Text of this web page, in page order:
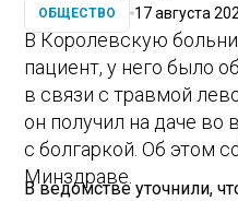
ОБЩЕСТВО 17 августа
В Королевскую
пациент, у него было
в связи с травмой
он получил на даче во
с болгаркой. Об этом
Минздраве.
В ведомстве уточнили,